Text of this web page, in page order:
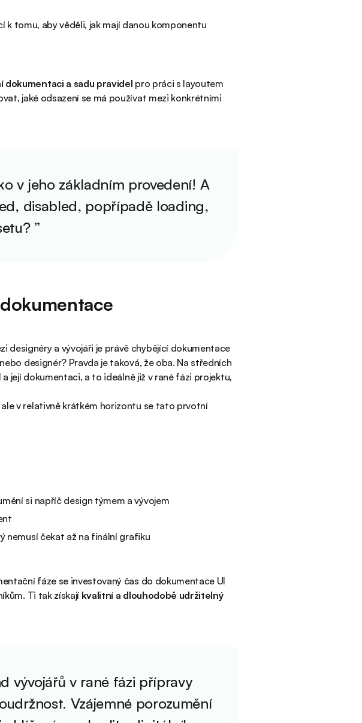
tomu, aby věděli, jak mají danou komponentu
dokumentaci a sadu pravidel pro práci s layoutem
jaké odsazení se má používat mezi konkrétními
v jeho základním provedení! A
disabled, popřípadě loading,
”
designéry a vývojáři je právě chybějící dokumentace
designér? Pravda je taková, že oba. Na středních
její dokumentaci, a to ideálně již v rané fázi projektu,
ale v relativně krátkém horizontu se tato prvotní
si napříč design týmem a vývojem
nemusí čekat až na finální grafiku
fáze se investovaný čas do dokumentace UI
Ti tak získají kvalitní a dlouhodobě udržitelný
vývojářů v rané fázi přípravy
Vzájemné porozumění